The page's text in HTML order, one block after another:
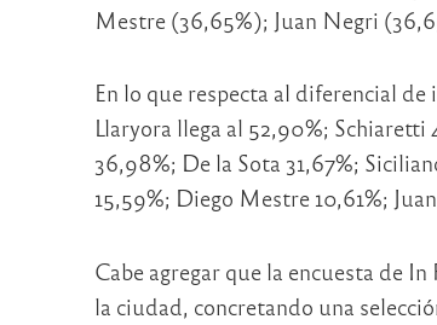
Mestre (36,65%); Juan Negri
En lo que respecta al diferencial
Llaryora llega al 52,90%;
36,98%; De la Sota 31,67%;
15,59%; Diego Mestre 10,61%;
Cabe agregar que la encuesta de
la ciudad, concretando una